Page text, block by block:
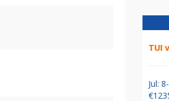
TUI
Jul: